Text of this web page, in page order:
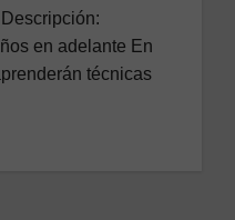
en adelante En
técnicas